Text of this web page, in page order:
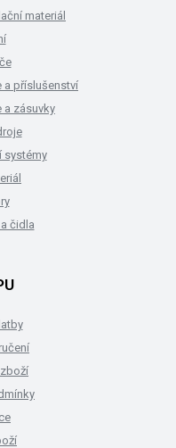
materiál
a příslušenství
a zásuvky
systémy
čidla